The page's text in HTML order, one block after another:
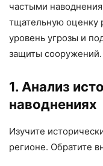
частыми
тщательную оценку
уровень угрозы и
защиты сооружений.
1. Анализ
наводнениях
Изучите
регионе. Обратите